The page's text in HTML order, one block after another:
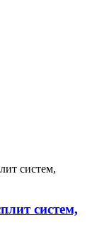
систем,